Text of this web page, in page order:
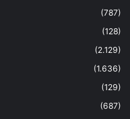
(787)
(128)
(2.129)
(1.636)
(129)
(687)